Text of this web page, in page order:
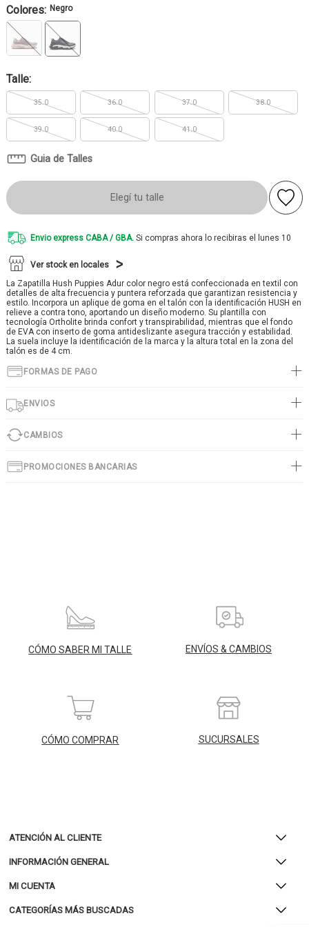
Colores: Negro
Talle:
35.0 36.0 37.0 38.0
39.0 40.0 41.0
Guia de Talles
Elegí tu talle
Envio express CABA / GBA. Si compras ahora lo recibiras el lunes 10
Ver stock en locales
La Zapatilla Hush Puppies Adur color negro está confeccionada en textil con
detalles de alta frecuencia y puntera reforzada que garantizan resistencia y
estilo. Incorpora un aplique de goma en el talón con la identificación HUSH en
relieve a contra tono, aportando un diseño moderno. Su plantilla con
tecnología Ortholite brinda confort y transpirabilidad, mientras que el fondo
de EVA con inserto de goma antideslizante asegura tracción y estabilidad.
La suela incluye la identificación de la marca y la altura total en la zona del
talón es de 4 cm.
FORMAS DE PAGO
ENVIOS
CAMBIOS
PROMOCIONES BANCARIAS
CÓMO SABER MI TALLE ENVÍOS & CAMBIOS
CÓMO COMPRAR SUCURSALES
ATENCIÓN AL CLIENTE
INFORMACIÓN GENERAL
MI CUENTA
CATEGORÍAS MÁS BUSCADAS